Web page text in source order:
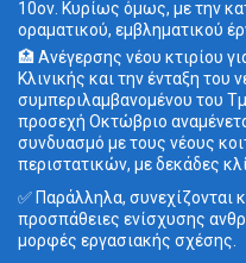
10ον. Κυρίως όμως, με την
οραματικού, εμβληματικού
🏥 Ανέγερσης νέου κτιρίου
Κλινικής και την ένταξη του
συμπεριλαμβανομένου του
προσεχή Οκτώβριο
συνδυασμό με τους νέους
περιστατικών, με δεκάδες
✅ Παράλληλα, συνεχίζονται
προσπάθειες ενίσχυσης
μορφές εργασιακής σχέσης.